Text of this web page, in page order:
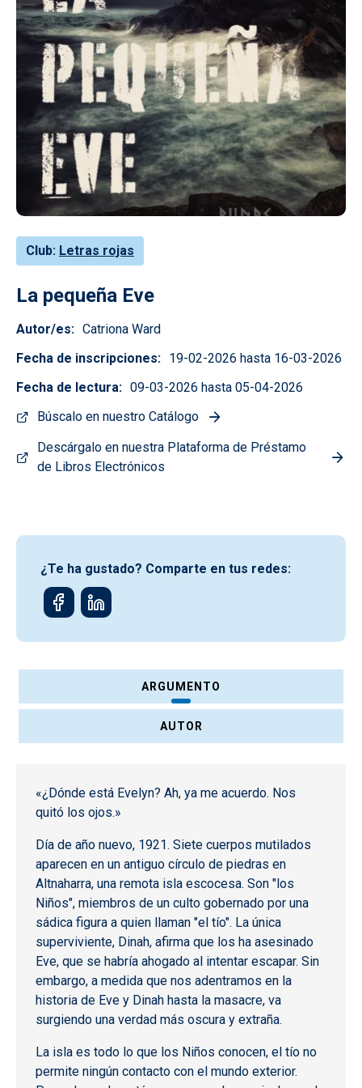
Club Letras rojas
La pequeña Eve
Autor/es
Catriona Ward
Fecha de inscripciones
19-02-2026 hasta 16-03-2026
Fecha de lectura
09-03-2026 hasta 05-04-2026
Búscalo en nuestro Catálogo
Descárgalo en nuestra Plataforma de Préstamo
de Libros Electrónicos
¿Te ha gustado? Comparte en tus redes:
ARGUMENTO
AUTOR
«¿Dónde está Evelyn? Ah, ya me acuerdo. Nos
quitó los ojos.»
Día de año nuevo, 1921. Siete cuerpos mutilados
aparecen en un antiguo círculo de piedras en
Altnaharra, una remota isla escocesa. Son "los
Niños", miembros de un culto gobernado por una
sádica figura a quien llaman "el tío". La única
superviviente, Dinah, afirma que los ha asesinado
Eve, que se habría ahogado al intentar escapar. Sin
embargo, a medida que nos adentramos en la
historia de Eve y Dinah hasta la masacre, va
surgiendo una verdad más oscura y extraña.
La isla es todo lo que los Niños conocen, el tío no
permite ningún contacto con el mundo exterior.